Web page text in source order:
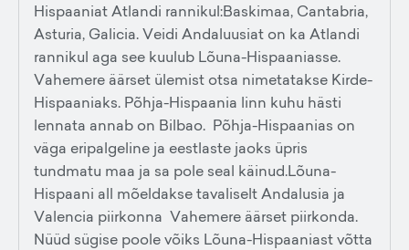
Hispaaniat Atlandi rannikul:Baskimaa, Cantabria,
Asturia, Galicia. Veidi Andaluusiat on ka Atlandi
rannikul aga see kuulub Lõuna-Hispaaniasse.
Vahemere äärset ülemist otsa nimetatakse Kirde-
Hispaaniaks. Põhja-Hispaania linn kuhu hästi
lennata annab on Bilbao. Põhja-Hispaanias on
väga eripalgeline ja eestlaste jaoks üpris
tundmatu maa ja sa pole seal käinud.Lõuna-
Hispaani all mõeldakse tavaliselt Andalusia ja
Valencia piirkonna Vahemere äärset piirkonda.
Nüüd sügise poole võiks Lõuna-Hispaaniast võtta